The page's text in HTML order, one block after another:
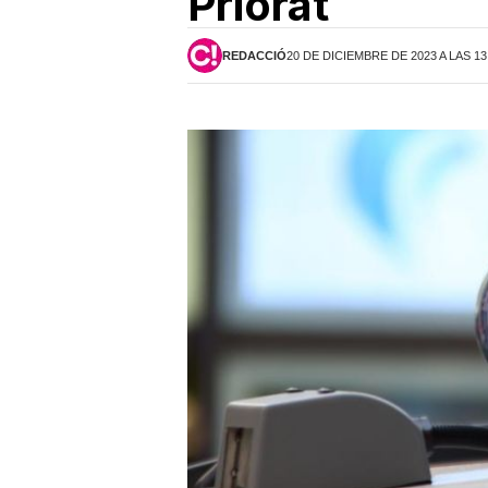
REDACCIÓ20 DE DICIEMBRE DE 2023 A LAS